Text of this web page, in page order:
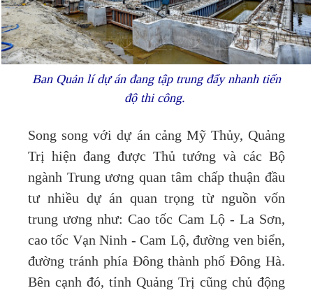
Ban Quản lí dự án đang tập trung đẩy nhanh tiến
độ thi công.
Song song với dự án cảng Mỹ Thủy, Quảng
Trị hiện đang được Thủ tướng và các Bộ
ngành Trung ương quan tâm chấp thuận đầu
tư nhiều dự án quan trọng từ nguồn vốn
trung ương như: Cao tốc Cam Lộ - La Sơn,
cao tốc Vạn Ninh - Cam Lộ, đường ven biển,
đường tránh phía Đông thành phố Đông Hà.
Bên cạnh đó, tỉnh Quảng Trị cũng chủ động